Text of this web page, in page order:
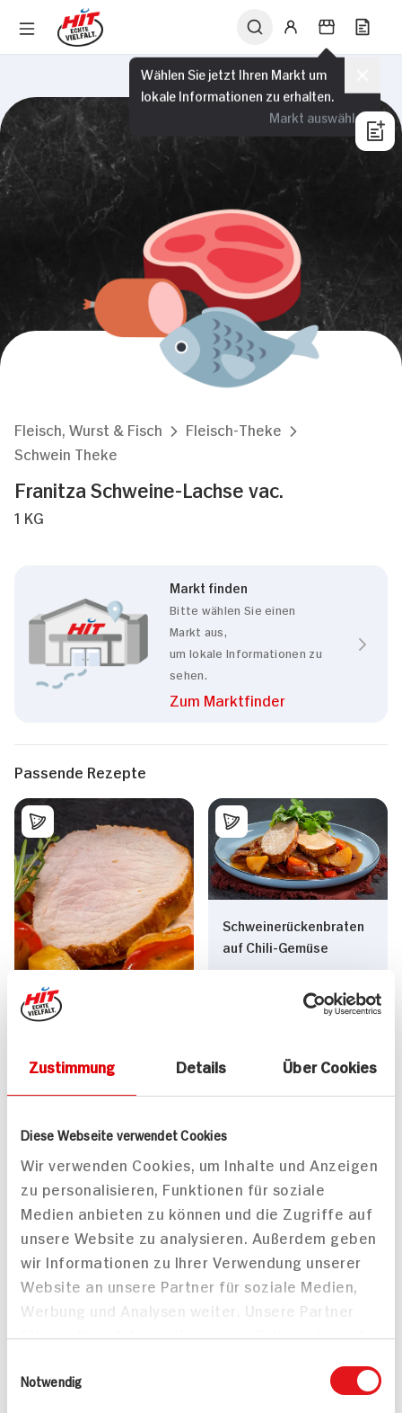
Zustimmung Details Über Cookies
Diese Webseite verwendet Cookies
Wir verwenden Cookies, um Inhalte und Anzeigen
zu personalisieren, Funktionen für soziale
Medien anbieten zu können und die Zugriffe auf
unsere Website zu analysieren. Außerdem geben
wir Informationen zu Ihrer Verwendung unserer
Website an unsere Partner für soziale Medien,
Werbung und Analysen weiter. Unsere Partner
führen diese Informationen möglicherweise mit
bereitgestellt haben oder die sie im Rahmen
Notwendig
Wählen Sie jetzt Ihren Markt um
lokale Informationen zu erhalten.
Markt auswählen
Fleisch, Wurst & Fisch
Fleisch-Theke
Schwein Theke
Franitza Schweine-Lachse vac.
1 KG
Markt finden
Bitte wählen Sie einen
Markt aus,
um lokale Informationen zu
sehen.
Zum Marktfinder
Passende Rezepte
240 min
Schweinerückenbraten
auf Chili-Gemüse
Schweinerückenbraten
60 min